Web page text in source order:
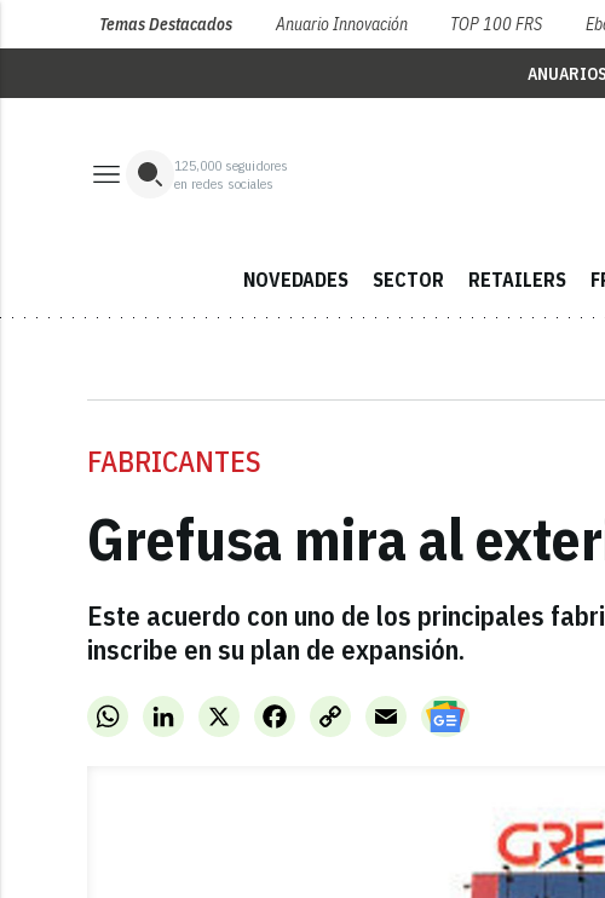
Temas Destacados Anuario Innovación TOP 100 FRS
125,000 seguidores
en redes sociales
NOVEDADES SECTOR RETAILERS
FABRICANTES
Grefusa mira al
Este acuerdo con uno de los principales
inscribe en su plan de expansión.
WhatsAppLinkedInX FacebookCopy
Link
Email